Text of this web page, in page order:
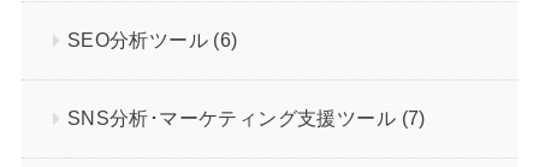
SEO分析ツール (6)
SNS分析･マーケティング支援ツール (7)